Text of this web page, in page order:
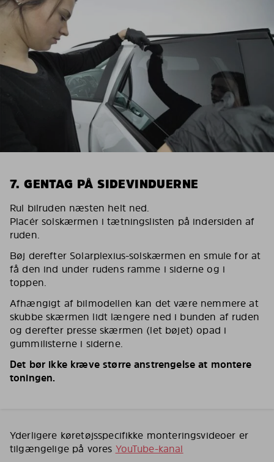
7. GENTAG PÅ SIDEVINDUERNE
Rul bilruden næsten helt ned.
Placér solskærmen i tætningslisten på indersiden af
ruden.
Bøj derefter Solarplexius-solskærmen en smule for at
få den ind under rudens ramme i siderne og i
toppen.
Afhængigt af bilmodellen kan det være nemmere at
skubbe skærmen lidt længere ned i bunden af ruden
og derefter presse skærmen (let bøjet) opad i
gummilisterne i siderne.
Det bør ikke kræve større anstrengelse at montere
toningen.
Yderligere køretøjsspecifikke monteringsvideoer er
tilgængelige på vores YouTube-kanal